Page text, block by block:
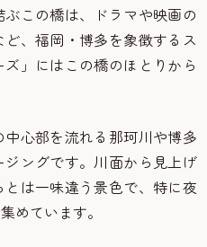
この橋は、ドラマや映画の
、福岡・博多を象徴するス
」にはこの橋のほとりから
心部を流れる那珂川や博多
ングです。川面から見上げ
は一味違う景色で、特に夜
めています。